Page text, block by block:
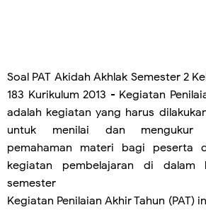
Soal PAT Akidah Akhlak Semester 2
183 Kurikulum 2013 - Kegiatan
adalah kegiatan yang harus
untuk menilai dan mengukur
pemahaman materi bagi peserta
kegiatan pembelajaran di dalam
semester
Kegiatan Penilaian Akhir Tahun (PAT)